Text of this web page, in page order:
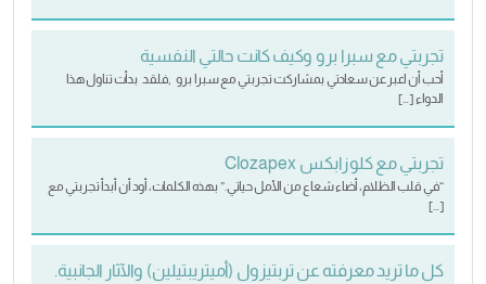
تجربتي مع سبرا برو وكيف كانت حالتي النفسية
أحب أن اعبر عن سعادتي بمشاركت تجربتي مع سبرا برو ,فلقد بدأت تناول هذا
الدواء […]
تجربتي مع كلوزابكس Clozapex
“في قلب الظلام، أضاء شعاع من الأمل حياتي.” بهذه الكلمات، أود أن أبدأ تجربتي مع
[…]
كل ما تريد معرفته عن تربتيزول (أميتريبتيلين) والآثار الجانبية.